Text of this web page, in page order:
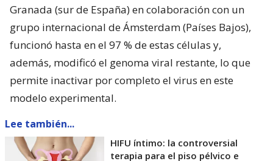
Granada (sur de España) en colaboración con un
grupo internacional de Ámsterdam (Países Bajos),
funcionó hasta en el 97 % de estas células y,
además, modificó el genoma viral restante, lo que
permite inactivar por completo el virus en este
modelo experimental.
Lee también...
HIFU íntimo: la controversial
terapia para el piso pélvico e